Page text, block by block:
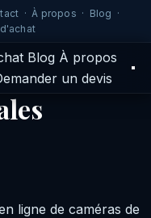
·À propos · Blog ·
Blog À propos
un devis
ligne de caméras de